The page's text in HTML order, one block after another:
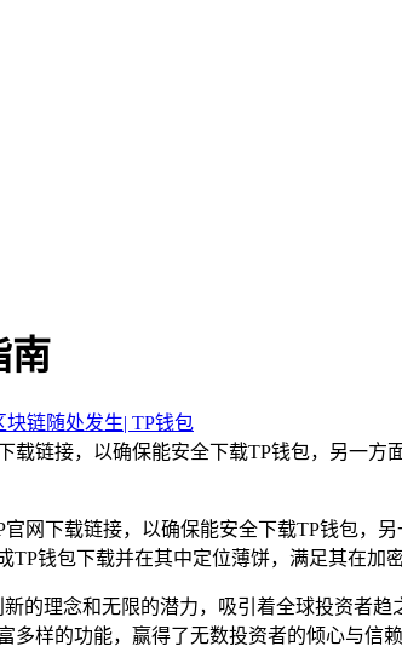
南
块链随处发生| TP钱包
链接，以确保能安全下载TP钱包，另一方
网下载链接，以确保能安全下载TP钱包，
钱包下载并在其中定位薄饼，满足其在加
的理念和无限的潜力，吸引着全球投资者
样的功能，赢得了无数投资者的倾心与信